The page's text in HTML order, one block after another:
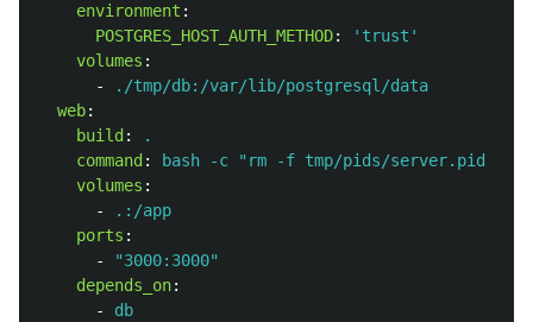
environment :
POSTGRES_HOST_AUTH_METHOD: ' trust'
volumes :
-
./tmp/db:/var/lib/postgresql/data
web:
build :
.
command :
bash -c "rm -f tmp/pids/server.pid
volumes :
-
.:/app
ports :
-
"3000:3000"
depends_on:
-
db